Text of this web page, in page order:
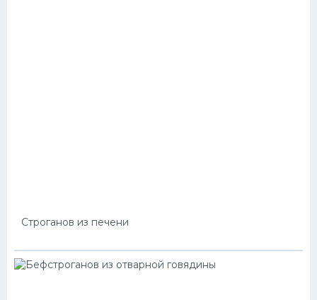
Строганов из печени